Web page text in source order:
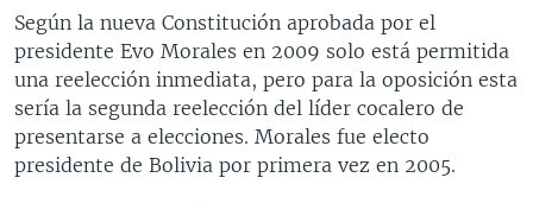
Según la nueva Constitución aprobada por el
presidente Evo Morales en 2009 solo está permitida
una reelección inmediata, pero para la oposición esta
sería la segunda reelección del líder cocalero de
presentarse a elecciones. Morales fue electo
presidente de Bolivia por primera vez en 2005.